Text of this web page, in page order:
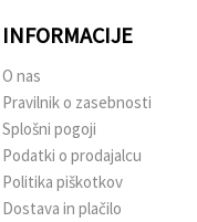
INFORMACIJE
O nas
Pravilnik o zasebnosti
Splošni pogoji
Podatki o prodajalcu
Politika piškotkov
Dostava in plačilo